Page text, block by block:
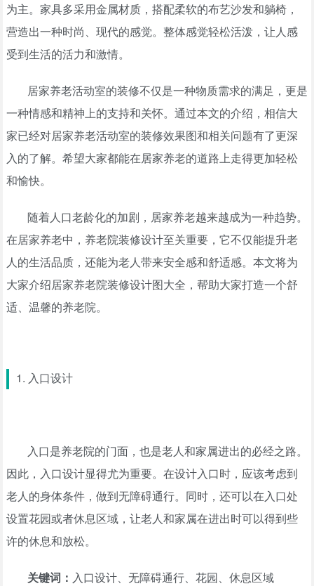
为主。家具多采用金属材质，搭配柔软的布艺沙发和躺椅，
营造出一种时尚、现代的感觉。整体感觉轻松活泼，让人感
受到生活的活力和激情。
居家养老活动室的装修不仅是一种物质需求的满足，更是
一种情感和精神上的支持和关怀。通过本文的介绍，相信大
家已经对居家养老活动室的装修效果图和相关问题有了更深
入的了解。希望大家都能在居家养老的道路上走得更加轻松
和愉快。
随着人口老龄化的加剧，居家养老越来越成为一种趋势。
在居家养老中，养老院装修设计至关重要，它不仅能提升老
人的生活品质，还能为老人带来安全感和舒适感。本文将为
大家介绍居家养老院装修设计图大全，帮助大家打造一个舒
适、温馨的养老院。
1. 入口设计
入口是养老院的门面，也是老人和家属进出的必经之路。
因此，入口设计显得尤为重要。在设计入口时，应该考虑到
老人的身体条件，做到无障碍通行。同时，还可以在入口处
设置花园或者休息区域，让老人和家属在进出时可以得到些
许的休息和放松。
关键词： 入口设计、无障碍通行、花园、休息区域